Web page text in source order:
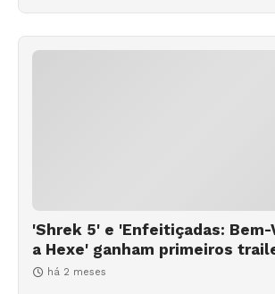
'Shrek 5' e 'Enfeitiçadas: Bem-
a Hexe' ganham primeiros
há 2 meses